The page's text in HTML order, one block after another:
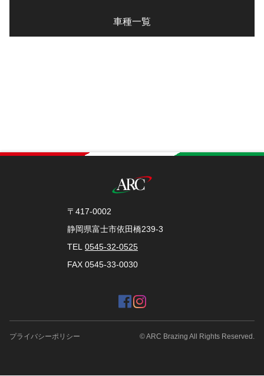
車種一覧
〒417-0002
静岡県富士市依田橋239-3
TEL 0545-32-0525
FAX 0545-33-0030
プライバシーポリシー © ARC Brazing All Rights Reserved.